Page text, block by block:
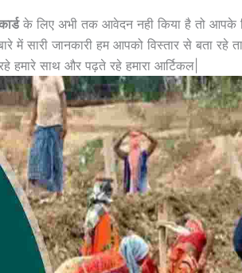
के लिए अभी तक आवेदन नही किया है तो आपके
सारी जानकारी हम आपको विस्तार से बता रहे
साथ और पढ़ते रहे हमारा आर्टिकल|